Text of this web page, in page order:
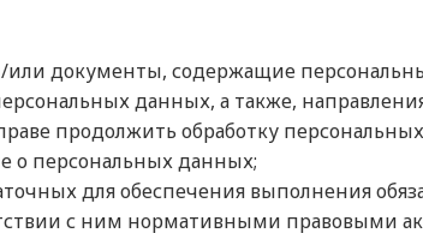
документы, содержащие
данных, а также,
продолжить обработку
о персональных данных;
для обеспечения выполнения
с ним нормативными правовыми